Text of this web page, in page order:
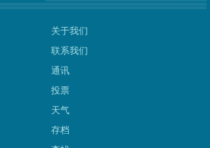
关于我们
联系我们
通讯
投票
天气
存档